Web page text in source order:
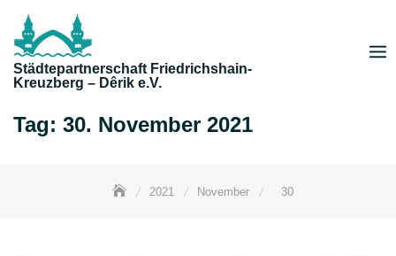
content
Städtepartnerschaft Friedrichshain-
Kreuzberg – Dêrik e.V.
Tag: 30. November 2021
2021 November 30